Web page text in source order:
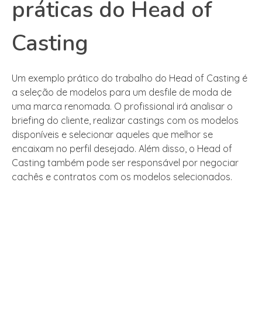
práticas do Head of
Casting
Um exemplo prático do trabalho do Head of Casting é
a seleção de modelos para um desfile de moda de
uma marca renomada. O profissional irá analisar o
briefing do cliente, realizar castings com os modelos
disponíveis e selecionar aqueles que melhor se
encaixam no perfil desejado. Além disso, o Head of
Casting também pode ser responsável por negociar
cachês e contratos com os modelos selecionados.